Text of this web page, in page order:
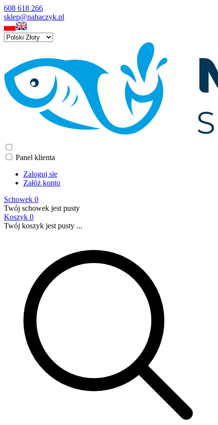
608 618 266
sklep@nahaczyk.pl
Panel klienta
Zaloguj się
Załóż konto
Schowek 0
Twój schowek jest pusty
Koszyk 0
Twój koszyk jest pusty ...